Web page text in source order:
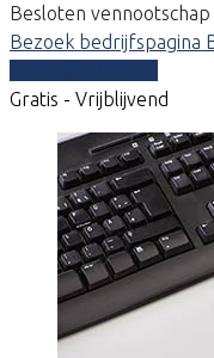
Besloten
Bezoek bedrijfspagina
Gratis - Vrijblijvend